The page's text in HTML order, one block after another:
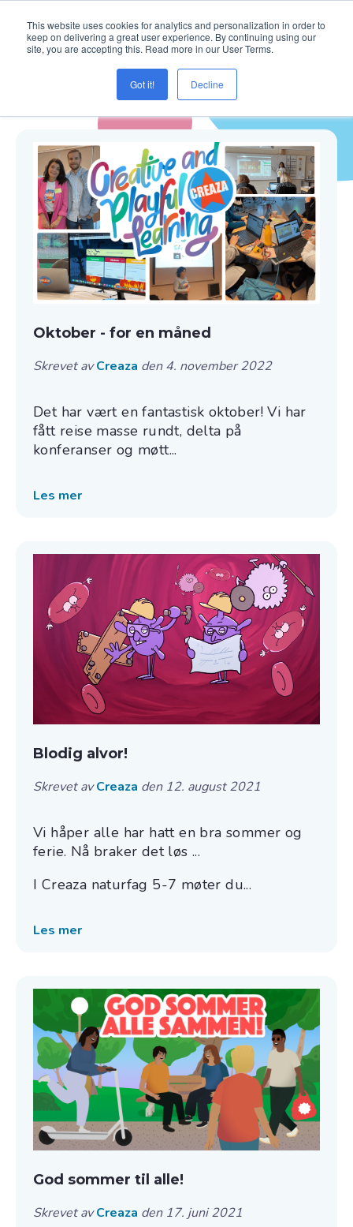
This website uses cookies for analytics and personalization in order to
keep on delivering a great user experience. By continuing using our
site, you are accepting this. Read more in our User Terms.
Got it! Decline
Blogg ( Temakart )
Oktober - for en måned
Skrevet avCreaza den 4. november 2022
Det har vært en fantastisk oktober! Vi har
fått reise masse rundt, delta på
konferanser og møtt...
Les mer
Blodig alvor!
Skrevet avCreaza den 12. august 2021
Vi håper alle har hatt en bra sommer og
ferie. Nå braker det løs ...
I Creaza naturfag 5-7 møter du...
Les mer
God sommer til alle!
Skrevet avCreaza den 17. juni 2021